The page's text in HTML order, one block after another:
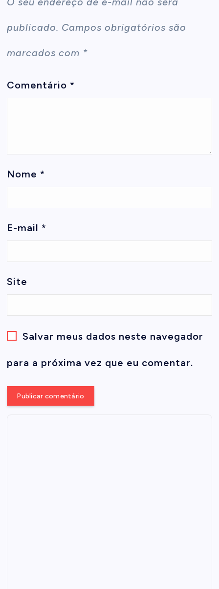
publicado. Campos obrigatórios são
marcados com *
Comentário *
Nome *
E-mail *
Site
Salvar meus dados neste navegador
para a próxima vez que eu comentar.